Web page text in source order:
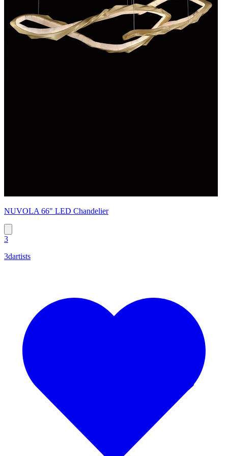
NUVOLA 66" LED Chandelier
3
3dartists